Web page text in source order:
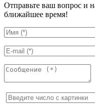
Отправьте ваш вопрос и
ближайшее время!